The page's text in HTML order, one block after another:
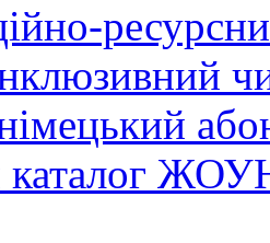
каталог